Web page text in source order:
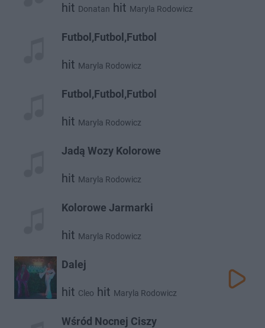
hit Donatan hit Maryla Rodowicz
Futbol,Futbol,Futbol
hit Maryla Rodowicz
Futbol,Futbol,Futbol
hit Maryla Rodowicz
Jadą Wozy Kolorowe
hit Maryla Rodowicz
Kolorowe Jarmarki
hit Maryla Rodowicz
Dalej
hit Cleo hit Maryla Rodowicz
Wśród Nocnej Ciszy